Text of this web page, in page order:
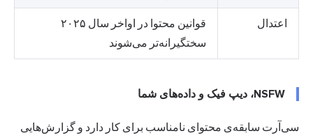
اعتدال
قوانین محتوا در اواخر سال ۲۰۲۵
سختگیرانه‌تر می‌شوند
NSFW، دیپ فیک و داده‌های شما
سی‌آرت سابقه‌ی محتوای نامناسب برای کار دارد و گزارش‌هایی